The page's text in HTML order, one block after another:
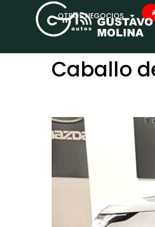
OTROS NEGOCIOS
Caballo